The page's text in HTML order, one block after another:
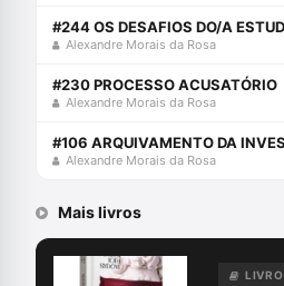
Alexandre Morais da Rosa
#230 PROCESSO ACUSATÓRIO
Alexandre Morais da Rosa
Alexandre Morais da Rosa
Mais livros
LIVRO